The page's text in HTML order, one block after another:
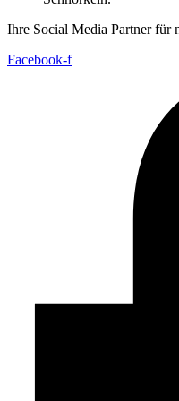
Ihre Social Media Partner für
Facebook-f